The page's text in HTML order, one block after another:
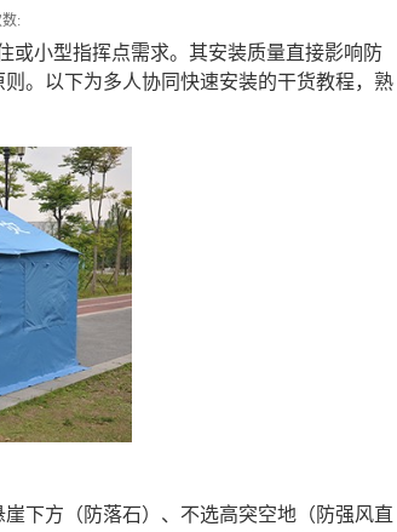
:
或小型指挥点需求。其安装质量直接影响防
。以下为多人协同快速安装的干货教程，熟
下方（防落石）、不选高突空地（防强风直